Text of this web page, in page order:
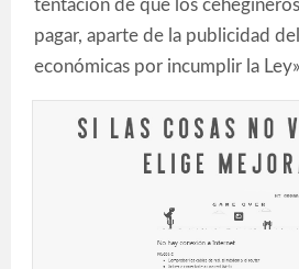
tentación de que los
pagar, aparte de la publicidad
económicas por incumplir la